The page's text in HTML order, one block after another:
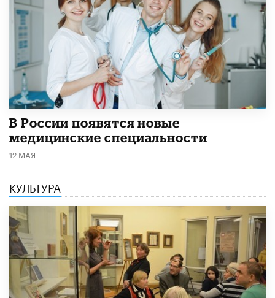
В России появятся новые
медицинские специальности
12 МАЯ
КУЛЬТУРА